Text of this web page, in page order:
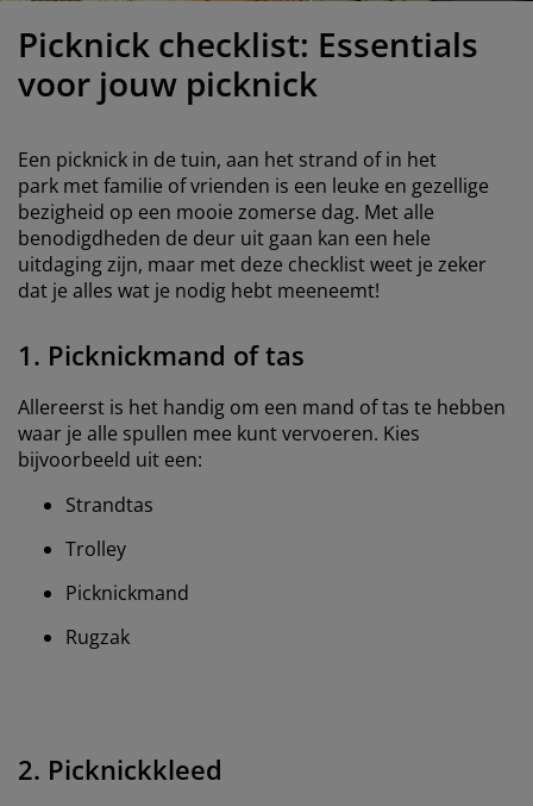
en accessoires
en strijken
Picknick checklist: Essentials
voor jouw picknick
Een picknick in de tuin, aan het strand of in het
park met familie of vrienden is een leuke en gezellige
bezigheid op een mooie zomerse dag. Met alle
benodigdheden de deur uit gaan kan een hele
uitdaging zijn, maar met deze checklist weet je zeker
dat je alles wat je nodig hebt meeneemt!
1. Picknickmand of tas
Allereerst is het handig om een mand of tas te hebben
waar je alle spullen mee kunt vervoeren. Kies
bijvoorbeeld uit een:
Strandtas
Trolley
Picknickmand
Rugzak
2. Picknickkleed